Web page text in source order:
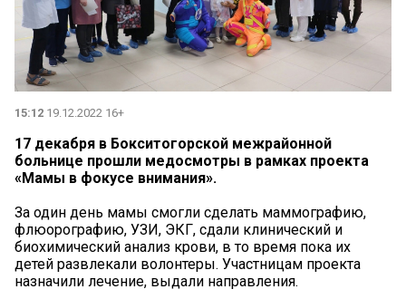
15:12 19.12.2022 16+
17 декабря в Бокситогорской межрайонной
больнице прошли медосмотры в рамках проекта
«Мамы в фокусе внимания».
За один день мамы смогли сделать маммографию,
флюорографию, УЗИ, ЭКГ, сдали клинический и
биохимический анализ крови, в то время пока их
детей развлекали волонтеры. Участницам проекта
назначили лечение, выдали направления.